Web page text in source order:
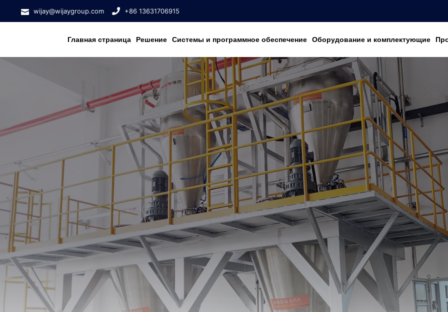
wijay@wijaygroup.com +86 13631706915
Главная страница Решение Системы и программное обеспечение Оборудование и комплектующие